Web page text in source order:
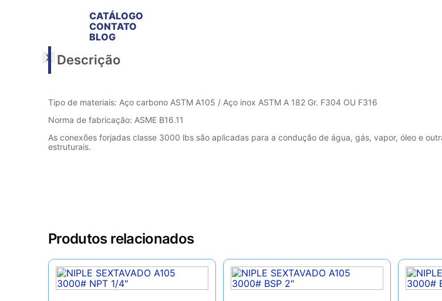
CATÁLOGO
CONTATO
BLOG
X Descrição
Tipo de materiais: Aço carbono ASTM A105 / Aço inox ASTM A 182 Gr. F304 OU F316
Norma de fabricação: ASME B16.11
As conexões forjadas classe 3000 lbs são aplicadas para a condução de água, gás, vapor, óleo e
estruturais.
Produtos relacionados